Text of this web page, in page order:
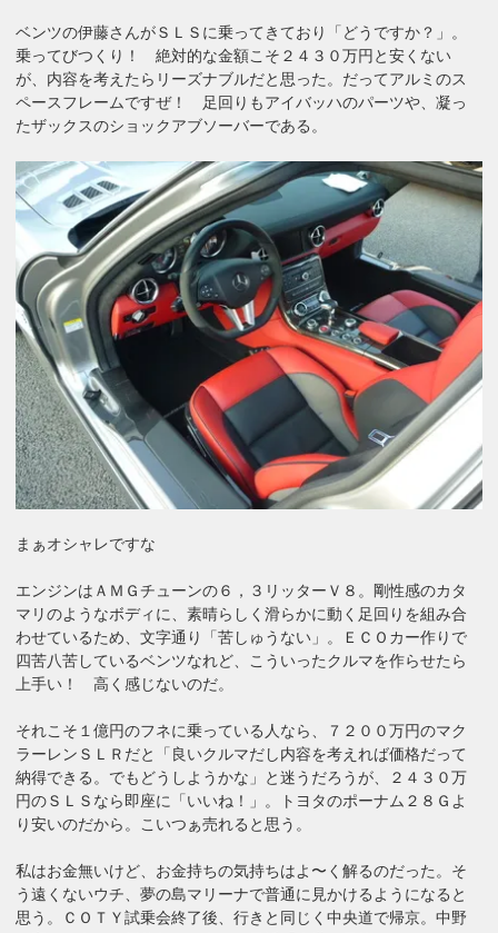
ベンツの伊藤さんがＳＬＳに乗ってきており「どうですか？」。
乗ってびつくり！ 絶対的な金額こそ２４３０万円と安くない
が、内容を考えたらリーズナブルだと思った。だってアルミのス
ペースフレームですぜ！ 足回りもアイバッハのパーツや、凝っ
たザックスのショックアブソーバーである。
まぁオシャレですな
エンジンはＡＭＧチューンの６，３リッターＶ８。剛性感のカタ
マリのようなボディに、素晴らしく滑らかに動く足回りを組み合
わせているため、文字通り「苦しゅうない」。ＥＣＯカー作りで
四苦八苦しているベンツなれど、こういったクルマを作らせたら
上手い！ 高く感じないのだ。
それこそ１億円のフネに乗っている人なら、７２００万円のマク
ラーレンＳＬＲだと「良いクルマだし内容を考えれば価格だって
納得できる。でもどうしようかな」と迷うだろうが、２４３０万
円のＳＬＳなら即座に「いいね！」。トヨタのポーナム２８Ｇよ
り安いのだから。こいつぁ売れると思う。
私はお金無いけど、お金持ちの気持ちはよ〜く解るのだった。そ
う遠くないウチ、夢の島マリーナで普通に見かけるようになると
思う。ＣＯＴＹ試乗会終了後、行きと同じく中央道で帰京。中野